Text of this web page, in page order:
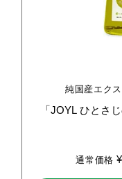
純国産エク
「JOYL ひとさ
通常価格 ¥